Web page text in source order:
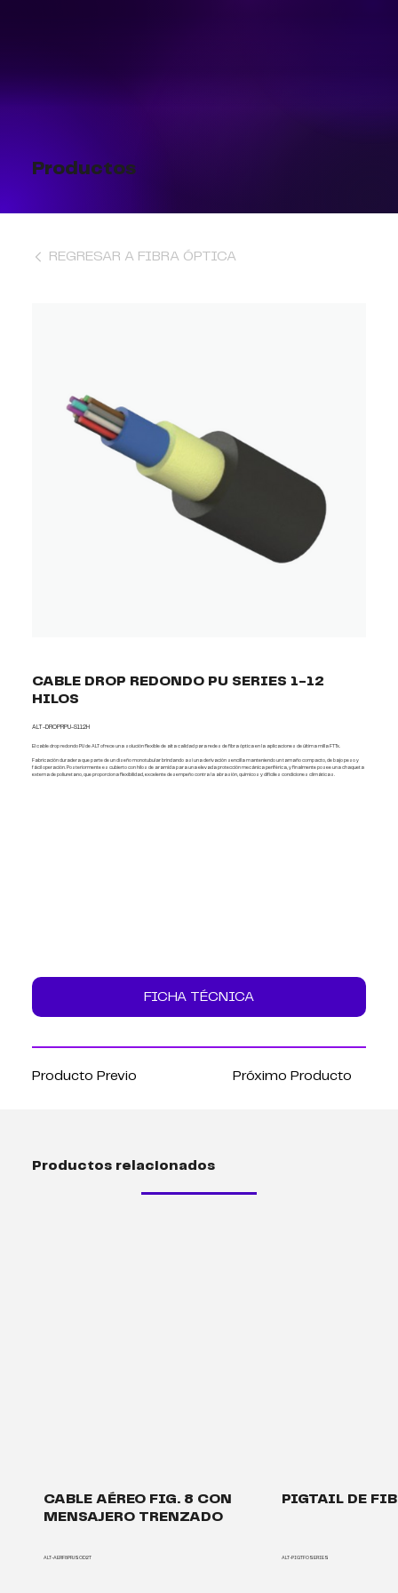
Productos
REGRESAR A FIBRA ÓPTICA
CABLE DROP REDONDO PU SERIES 1-12
HILOS
ALT-DROPRPU-S112H
El cable drop redondo PU de ALT ofrece una solución flexible de alta calidad para redes de fibra óptica en la aplicaciones de última milla FTTx.
Fabricación duradera que parte de un diseño monotubular brindando así una derivación sencilla manteniendo un tamaño compacto, de bajo peso y
fácil operación. Posteriormente es cubierto con hilos de aramida para una elevada protección mecánica periférica, y finalmente posee una chaqueta
externa de poliuretano, que proporciona flexibilidad, excelente desempeño contra la abrasión, químicos y difíciles condiciones climáticas.
FICHA TÉCNICA
Producto Previo Próximo Producto
Productos relacionados
CABLE AÉREO FIG. 8 CON
MENSAJERO TRENZADO
ALT-AERF8PRJSOD2T
PIGTAIL DE
ALT-PIGTFOSERIES